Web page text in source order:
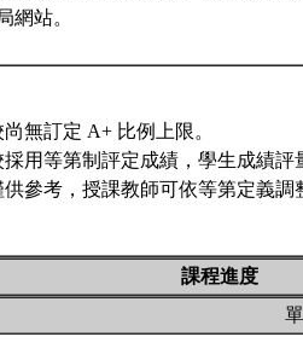
網站。
無訂定 A+ 比例上限。
採用等第制評定成績，學生成績
供參考，授課教師可依等第定義
課程進度